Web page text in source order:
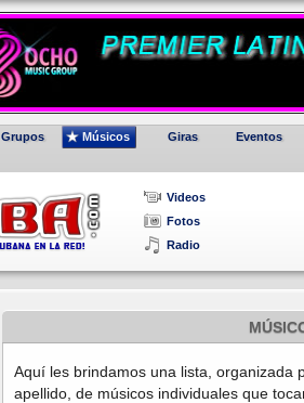
Grupos Músicos Giras Eventos
Videos
Fotos
Radio
Aquí les brindamos una lista, organizada
apellido, de músicos individuales que